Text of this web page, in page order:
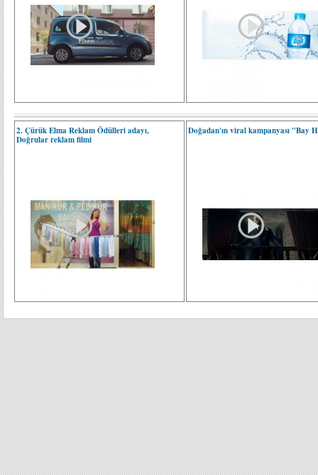
2. Çürük Elma Reklam Ödülleri adayı,
Doğrular reklam filmi
Doğadan'ın viral kampanyası "Bay